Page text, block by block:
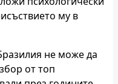
му в
не може да
от топ